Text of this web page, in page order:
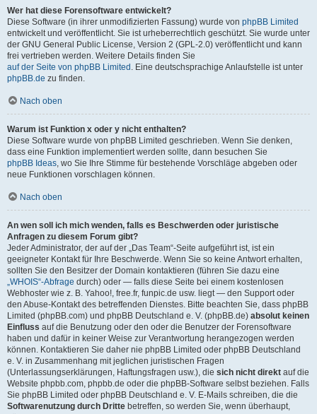
Wer hat diese Forensoftware entwickelt?
Diese Software (in ihrer unmodifizierten Fassung) wurde von phpBB Limited
entwickelt und veröffentlicht. Sie ist urheberrechtlich geschützt. Sie wurde unter
der GNU General Public License, Version 2 (GPL-2.0) veröffentlicht und kann
frei vertrieben werden. Weitere Details finden Sie
auf der Seite von phpBB Limited . Eine deutschsprachige Anlaufstelle ist unter
phpBB.de zu finden.
Nach oben
Warum ist Funktion x oder y nicht enthalten?
Diese Software wurde von phpBB Limited geschrieben. Wenn Sie denken,
dass eine Funktion implementiert werden sollte, dann besuchen Sie
phpBB Ideas, wo Sie Ihre Stimme für bestehende Vorschläge abgeben oder
neue Funktionen vorschlagen können.
Nach oben
An wen soll ich mich wenden, falls es Beschwerden oder juristische
Anfragen zu diesem Forum gibt?
Jeder Administrator, der auf der „Das Team“-Seite aufgeführt ist, ist ein
geeigneter Kontakt für Ihre Beschwerde. Wenn Sie so keine Antwort erhalten,
sollten Sie den Besitzer der Domain kontaktieren (führen Sie dazu eine
„WHOIS“-Abfrage durch) oder — falls diese Seite bei einem kostenlosen
Webhoster wie z. B. Yahoo!, free.fr, funpic.de usw. liegt — den Support oder
den Abuse-Kontakt des betreffenden Dienstes. Bitte beachten Sie, dass phpBB
Limited (phpBB.com) und phpBB Deutschland e. V. (phpBB.de) absolut keinen
Einfluss auf die Benutzung oder den oder die Benutzer der Forensoftware
haben und dafür in keiner Weise zur Verantwortung herangezogen werden
können. Kontaktieren Sie daher nie phpBB Limited oder phpBB Deutschland
e. V. in Zusammenhang mit jeglichen juristischen Fragen
(Unterlassungserklärungen, Haftungsfragen usw.), die sich nicht direkt auf die
Website phpbb.com, phpbb.de oder die phpBB-Software selbst beziehen. Falls
Sie phpBB Limited oder phpBB Deutschland e. V. E-Mails schreiben, die die
Softwarenutzung durch Dritte betreffen, so werden Sie, wenn überhaupt,